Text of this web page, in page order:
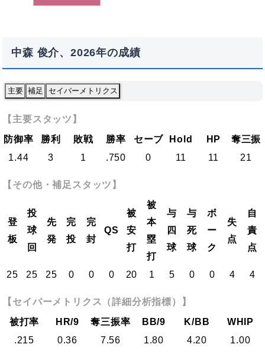
中森 俊介、2026年の成績
主要 補足 セイバーメトリクス
【主要スタッツ】
防御率
勝利 敗戦 勝率 セーブ Hold HP
奪三振
1.44
3 1 .750 0 11 11 21
【その他・補足スタッツ】
登
板
投
球
回
先
発
完
投
完
封
QS
被
安
打
被
本
塁
打
与
四
球
与
死
球
ボ
ー
ク
失
点
自
責
点
25 25 25 0 0 0 20 1 5 0 0 4 4
【セイバーメトリクス（詳細分析指標）】
被打率
HR/9 奪三振率 BB/9 K/BB
WHIP
.215
0.36 7.56 1.80 4.20 1.00